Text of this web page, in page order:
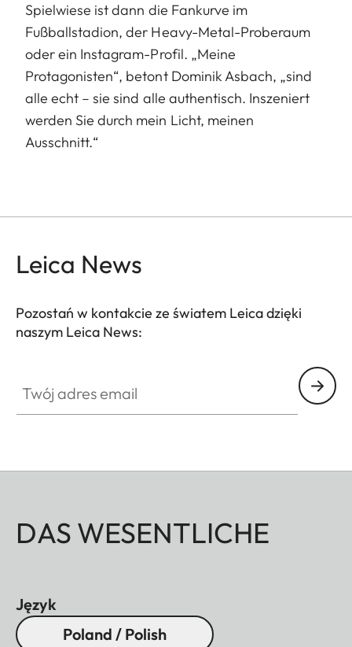
Spielwiese ist dann die Fankurve im
Fußballstadion, der Heavy-Metal-Proberaum
oder ein Instagram-Profil. „Meine
Protagonisten“, betont Dominik Asbach, „sind
alle echt – sie sind alle authentisch. Inszeniert
werden Sie durch mein Licht, meinen
Ausschnitt.“
Leica News
Pozostań w kontakcie ze światem Leica dzięki
naszym Leica News:
DAS WESENTLICHE
Język
Poland / Polish